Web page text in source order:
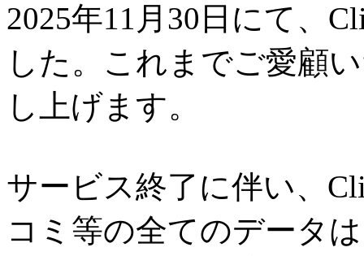
2025年11月30日にて、
した。これまでご愛顧
し上げます。
サービス終了に伴い、
コミ等の全てのデータ